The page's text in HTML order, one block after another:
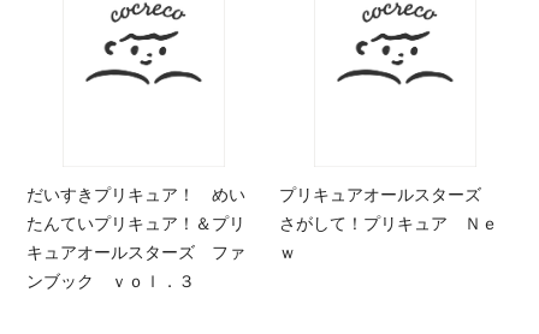
だいすきプリキュア！ めい
たんていプリキュア！＆プリ
キュアオールスターズ ファ
ンブック ｖｏｌ．３
プリキュアオールスターズ
さがして！プリキュア Ｎｅ
ｗ